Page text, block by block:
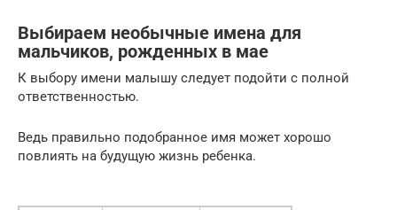
Выбираем необычные имена для
мальчиков, рожденных в мае
К выбору имени малышу следует подойти с полной
ответственностью.
Ведь правильно подобранное имя может хорошо
повлиять на будущую жизнь ребенка.